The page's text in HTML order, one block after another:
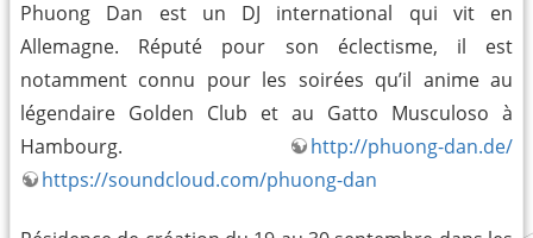
Phuong Dan est un DJ international qui vit en
Allemagne. Réputé pour son éclectisme, il est
notamment connu pour les soirées qu’il anime au
légendaire Golden Club et au Gatto Musculoso à
Hambourg.
http://phuong-dan.de/
https://soundcloud.com/phuong-dan